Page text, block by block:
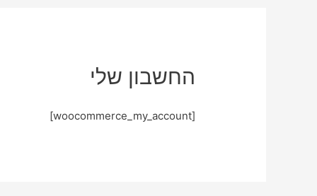
החשבון שלי
[woocommerce_my_account]